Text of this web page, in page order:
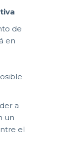
de
en
a
un
el